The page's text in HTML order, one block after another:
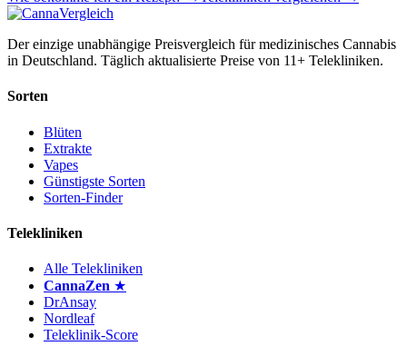
Der einzige unabhängige Preisvergleich für medizinisches Cannabis
in Deutschland. Täglich aktualisierte Preise von 11+ Telekliniken.
Sorten
Blüten
Extrakte
Vapes
Günstigste Sorten
Sorten-Finder
Telekliniken
Alle Telekliniken
CannaZen ★
DrAnsay
Nordleaf
Teleklinik-Score